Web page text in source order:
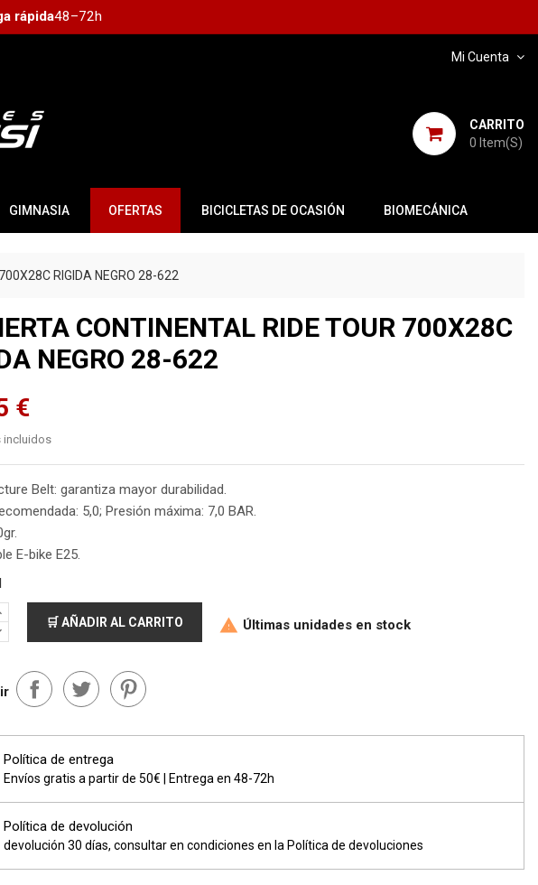
rápida48–72h
Mi Cuenta
CARRITO
0 Item(s)
GIMNASIA OFERTAS BICICLETAS DE OCASIÓN BIOMECÁNICA
RIGIDA NEGRO 28-622
CONTINENTAL RIDE TOUR 700X28C
NEGRO 28-622
€
incluidos
Belt: garantiza mayor durabilidad.
5,0; Presión máxima: 7,0 BAR.
E-bike E25.
🛒 AÑADIR AL CARRITO  Últimas unidades en stock
Política de entrega
Envíos gratis a partir de 50€ | Entrega en 48-72h
Política de devolución
devolución 30 días, consultar en condiciones en la Política de devoluciones